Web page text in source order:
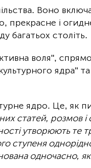
Воно
прекрасне і
багатьох століть.
воля",
ядра" та
ядро. Це, як
статей, розмов і
утворюють те
ступеня
одночасно, як